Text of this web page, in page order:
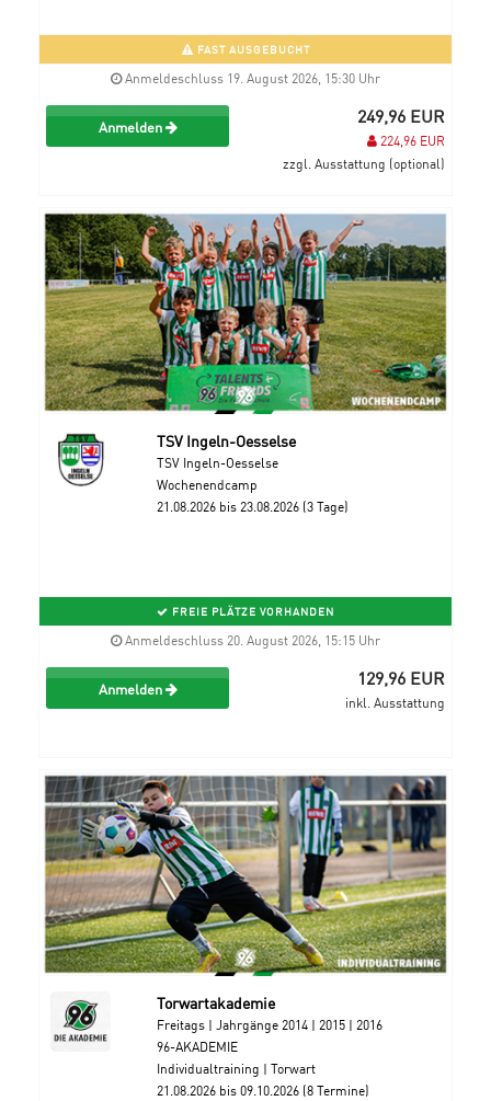
FAST AUSGEBUCHT
Anmeldeschluss 19. August 2026, 15:30 Uhr
Anmelden 249,96 EUR
224,96 EUR
zzgl. Ausstattung (optional)
TSV Ingeln-Oesselse
TSV Ingeln-Oesselse
Wochenendcamp
21.08.2026 bis 23.08.2026 (3 Tage)
FREIE PLÄTZE VORHANDEN
Anmeldeschluss 20. August 2026, 15:15 Uhr
Anmelden 129,96 EUR
inkl. Ausstattung
Torwartakademie
Freitags | Jahrgänge 2014 | 2015 | 2016
96-AKADEMIE
Individualtraining | Torwart
21.08.2026 bis 09.10.2026 (8 Termine)